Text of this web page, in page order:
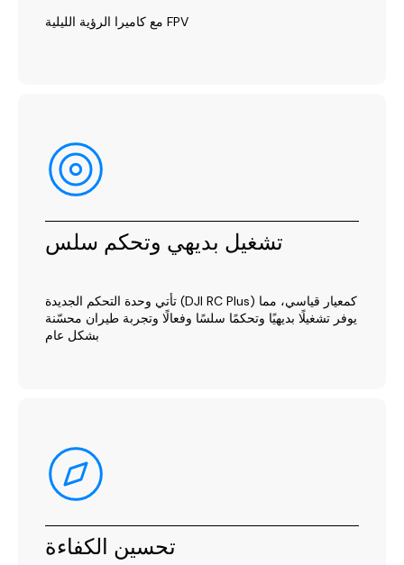
مع كاميرا الرؤية الليلية FPV
تشغيل بديهي وتحكم سلس
تأتي وحدة التحكم الجديدة (DJI RC Plus) كمعيار قياسي، مما
يوفر تشغيلًا بديهيًا وتحكمًا سلسًا وفعالًا وتجربة طيران محسّنة
بشكل عام
تحسين الكفاءة